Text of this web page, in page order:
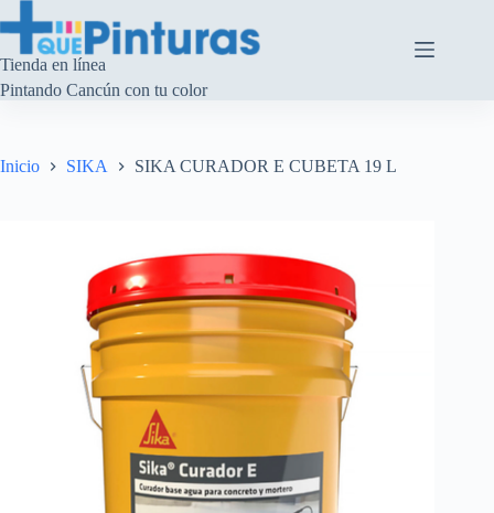
al
contenido
Tienda en línea
Pintando Cancún con tu color
Inicio SIKA SIKA CURADOR E CUBETA 19 L